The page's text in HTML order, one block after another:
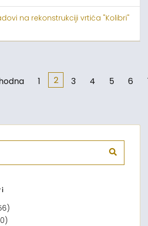
na rekonstrukciji vrtića "Kolibri"
1 2 3 4 5 6